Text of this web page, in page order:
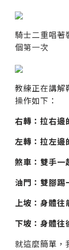
騎士二重唱著
個第一次
教練正在講解
操作如下：
右轉：拉右邊
左轉：拉左邊
煞車：雙手一
油門：雙腳踢
上坡：身體往
下坡：身體往
就這麼簡單，